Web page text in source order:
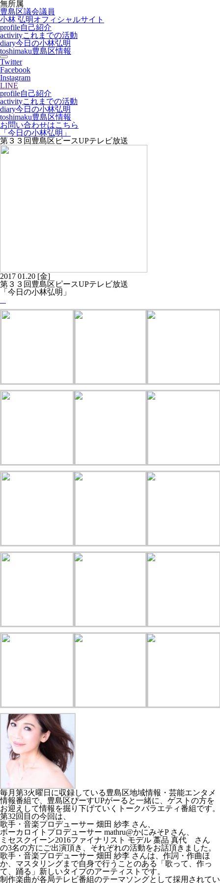
無所属
豊島区議会議員
小林 弘明オフィシャルサイト
profile自己紹介
activityこれまでの活動
diary今日の小林弘明
toshimaku豊島区情報
Twitter
Facebook
Instagram
LINE
profile自己紹介
activityこれまでの活動
diary今日の小林弘明
toshimaku豊島区情報
お問い合わせはこちら
「今日の小林弘明」
第３３回豊島区ピースUPテレビ放送
2017 01.20 [金]
第３３回豊島区ピースUPテレビ放送
「今日の小林弘明」
毎月第3火曜日に収録している豊島区地域情報・芸能エンタメ
情報番組で、豊島区ぴーすUPがーると一緒に、ゲストの方を
お迎えして情報を掘り下げていくトークバラエティ番組です。
第32回目の今回は、
歌手・音楽プロデューサー 畑田 紗李 さん、
ボーカロイトプロデューサー mathru@かにみそP さん、
ミセスクイーン2016ファイナリスト モデル 藁品 真代 さん
の3名の方にご出演頂き、それぞれの活動をお話頂きました。
歌手・音楽プロデューサー 畑田 紗李 さんは、作詞・作曲ほ
か、マスタリングまで自身で行うことのある「歌って、作っ
て、踊る」新しいタイプのアーティストです。
制作楽曲が各局テレビ番組のテーマソングとして採用されてい